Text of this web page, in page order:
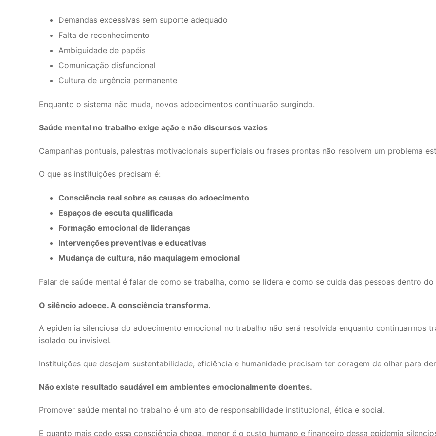
Demandas excessivas sem suporte adequado
Falta de reconhecimento
Ambiguidade de papéis
Comunicação disfuncional
Cultura de urgência permanente
Enquanto o sistema não muda, novos adoecimentos continuarão surgindo.
Saúde mental no trabalho exige ação e não discursos vazios
Campanhas pontuais, palestras motivacionais superficiais ou frases prontas não resolvem um problema
O que as instituições precisam é:
Consciência real sobre as causas do adoecimento
Espaços de escuta qualificada
Formação emocional de lideranças
Intervenções preventivas e educativas
Mudança de cultura, não maquiagem emocional
Falar de saúde mental é falar de como se trabalha, como se lidera e como se cuida das pessoas dentro do
O silêncio adoece. A consciência transforma.
A epidemia silenciosa do adoecimento emocional no trabalho não será resolvida enquanto continuarmos
isolado ou invisível.
Instituições que desejam sustentabilidade, eficiência e humanidade precisam ter coragem de olhar para
Não existe resultado saudável em ambientes emocionalmente doentes.
Promover saúde mental no trabalho é um ato de responsabilidade institucional, ética e social.
E quanto mais cedo essa consciência chega, menor é o custo humano e financeiro dessa epidemia